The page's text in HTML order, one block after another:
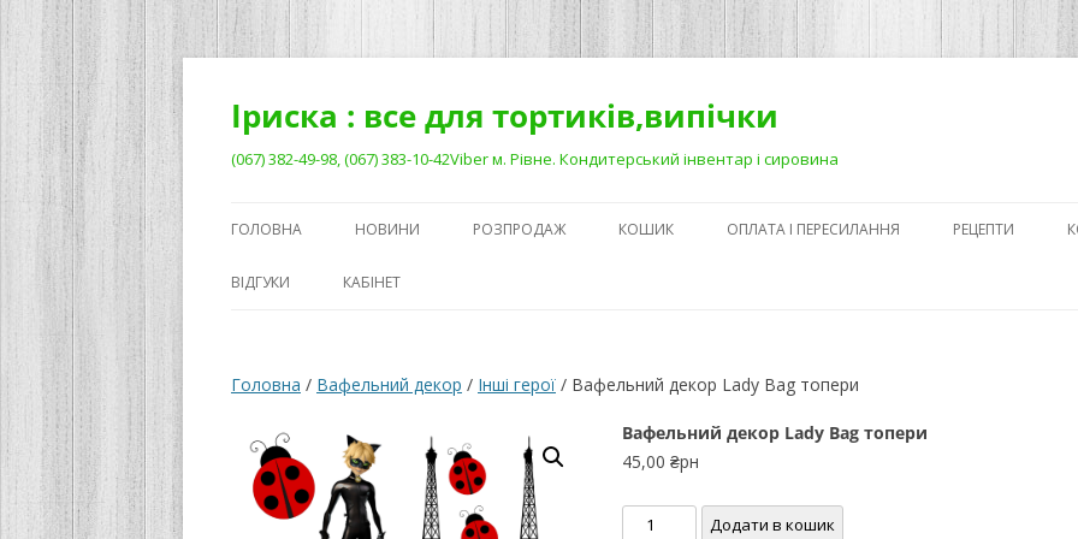
Перейти
Іриска : все для тортиків,випічки
(067) 382-49-98, (067) 383-10-42Viber м. Рівне. Кондитерський інвентар і сировина
ГОЛОВНА НОВИНИ РОЗПРОДАЖ КОШИК ОПЛАТА І ПЕРЕСИЛАННЯ РЕЦЕПТИ
АБО ЯК
ВІДГУКИ КАБІНЕТ
Головна / Вафельний декор / Інші герої / Вафельний декор Lady Bag топери
Вафельний декор Lady Bag топери
45,00 ₴рн
Вафельний Додати в кошик